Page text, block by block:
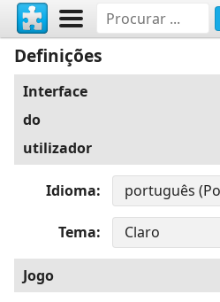
Definições
Interface
do
utilizador
Idioma
Tema
Jogo